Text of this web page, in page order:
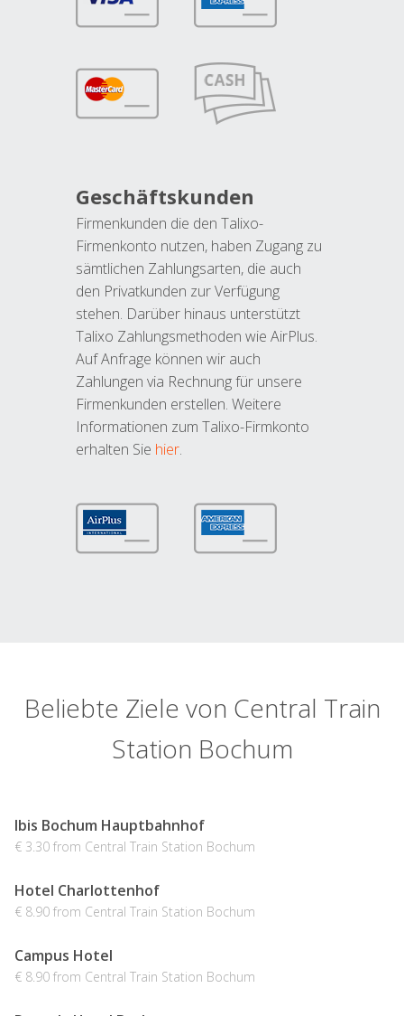
Geschäftskunden
Firmenkunden die den Talixo-
Firmenkonto nutzen, haben Zugang zu
sämtlichen Zahlungsarten, die auch
den Privatkunden zur Verfügung
stehen. Darüber hinaus unterstützt
Talixo Zahlungsmethoden wie AirPlus.
Auf Anfrage können wir auch
Zahlungen via Rechnung für unsere
Firmenkunden erstellen. Weitere
Informationen zum Talixo-Firmkonto
erhalten Sie hier.
Beliebte Ziele von Central Train
Station Bochum
Ibis Bochum Hauptbahnhof
€ 3.30 from Central Train Station Bochum
Hotel Charlottenhof
€ 8.90 from Central Train Station Bochum
Campus Hotel
€ 8.90 from Central Train Station Bochum